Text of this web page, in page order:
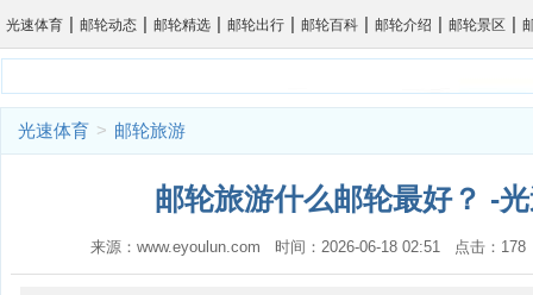
光速体育 | 邮轮动态 | 邮轮精选 | 邮轮出行 | 邮轮百科 | 邮轮介绍 | 邮轮景区 |
光速体育 > 邮轮旅游
邮轮旅游什么邮轮最好？ -
来源：www.eyoulun.com 时间：2026-06-18 02:51 点击：